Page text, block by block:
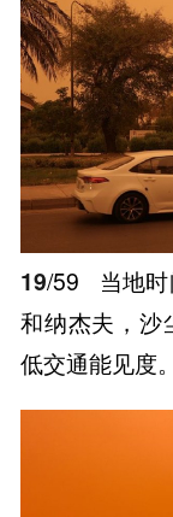
19/59
当地
和纳杰夫，沙
低交通能见度。